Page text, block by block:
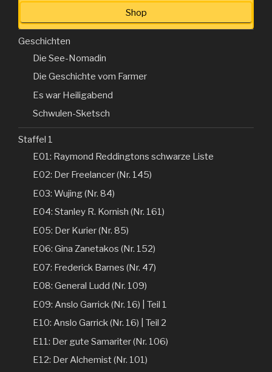
Shop
Geschichten
Die See-Nomadin
Die Geschichte vom Farmer
Es war Heiligabend
Schwulen-Sketsch
Staffel 1
E01: Raymond Reddingtons schwarze Liste
E02: Der Freelancer (Nr. 145)
E03: Wujing (Nr. 84)
E04: Stanley R. Kornish (Nr. 161)
E05: Der Kurier (Nr. 85)
E06: Gina Zanetakos (Nr. 152)
E07: Frederick Barnes (Nr. 47)
E08: General Ludd (Nr. 109)
E09: Anslo Garrick (Nr. 16) | Teil 1
E10: Anslo Garrick (Nr. 16) | Teil 2
E11: Der gute Samariter (Nr. 106)
E12: Der Alchemist (Nr. 101)